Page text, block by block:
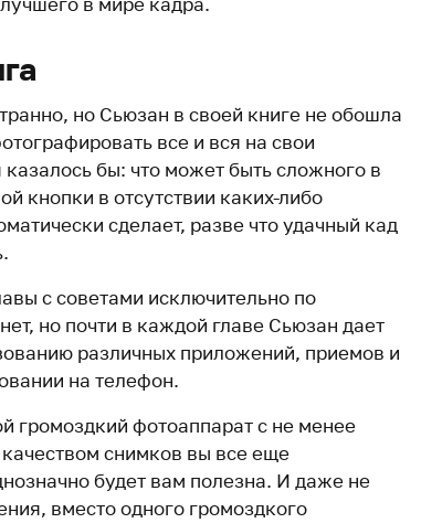
но Сьюзан в своей книге не обошла
все и вся на свои
бы: что может быть сложного в
кнопки в отсутствии каких-либо
сделает, разве что удачный кад
с советами исключительно по
но почти в каждой главе Сьюзан дает
различных приложений, приемов и
на телефон.
громоздкий фотоаппарат с не менее
снимков вы все еще
будет вам полезна. И даже не
вместо одного громоздкого